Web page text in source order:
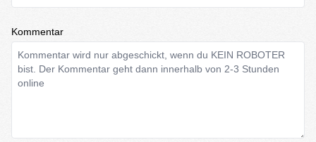
Kommentar